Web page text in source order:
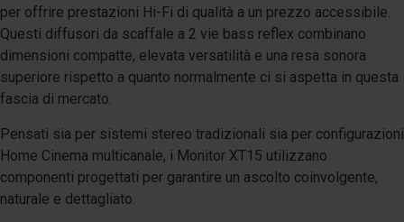
per offrire prestazioni Hi-Fi di qualità a un prezzo accessibile.
Questi diffusori da scaffale a 2 vie bass reflex combinano
dimensioni compatte, elevata versatilità e una resa sonora
superiore rispetto a quanto normalmente ci si aspetta in questa
fascia di mercato.
Pensati sia per sistemi stereo tradizionali sia per configurazioni
Home Cinema multicanale, i Monitor XT15 utilizzano
componenti progettati per garantire un ascolto coinvolgente,
naturale e dettagliato.